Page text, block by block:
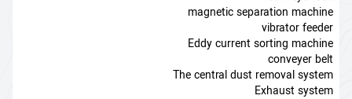
magnetic separation machine
vibrator feeder
Eddy current sorting machine
conveyer belt
The central dust removal system
Exhaust system